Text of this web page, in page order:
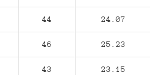
44 24.07
46 25.23
43 23.15